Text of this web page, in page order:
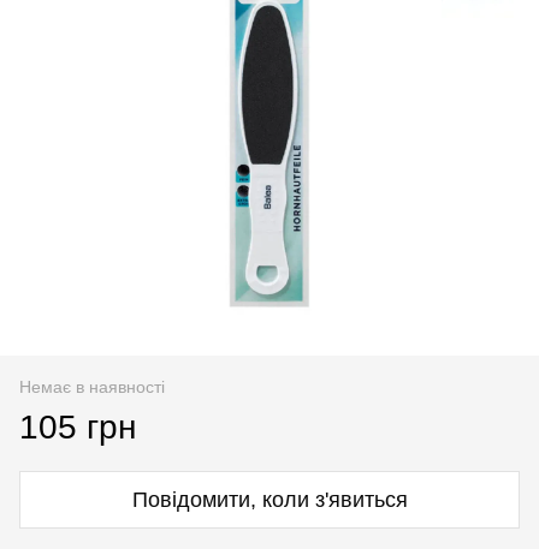
Немає в наявності
105 грн
Повідомити, коли з'явиться